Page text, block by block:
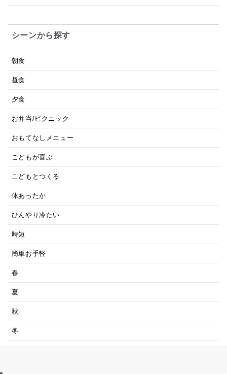
シーンから探す
朝食
昼食
夕食
お弁当/ピクニック
おもてなしメニュー
こどもが喜ぶ
こどもとつくる
体あったか
ひんやり冷たい
時短
簡単お手軽
春
夏
秋
冬